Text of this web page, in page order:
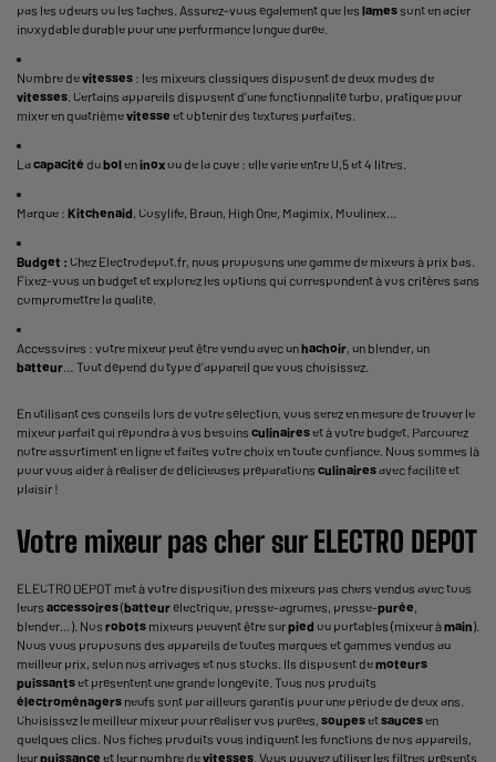
pas les odeurs ou les taches. Assurez-vous également que les lamessont en acier
inoxydable durable pour une performance longue durée.
Nombre devitesses : les mixeurs classiques disposent de deux modes de
vitesses . Certains appareils disposent d’une fonctionnalité turbo, pratique pour
mixer en quatrièmevitesse et obtenir des textures parfaites.
Lacapacité duboleninoxou de la cuve : elle varie entre 0,5 et 4 litres.
Marque : Kitchenaid , Cosylife, Braun, High One, Magimix, Moulinex…
Budget : Chez Electrodepot.fr, nous proposons une gamme de mixeurs à prix bas.
Fixez-vous un budget et explorez les options qui correspondent à vos critères sans
compromettre la qualité.
Accessoires : votre mixeur peut être vendu avec unhachoir , un blender, un
batteur … Tout dépend du type d’appareil que vous choisissez.
En utilisant ces conseils lors de votre sélection, vous serez en mesure de trouver le
mixeur parfait qui répondra à vos besoins culinaireset à votre budget. Parcourez
notre assortiment en ligne et faites votre choix en toute confiance. Nous sommes là
pour vous aider à réaliser de délicieuses préparations culinairesavec facilité et
plaisir !
Votre mixeur pas chersur ELECTRO DEPOT
ELECTRO DEPOT met à votre disposition des mixeurs pas chers vendus avec tous
leurs accessoires(batteurélectrique, presse-agrumes, presse-purée
blender…). Nos robots mixeurs peuvent être surpied ou portables (mixeur àmain).
Nous vous proposons des appareils de toutes marques et gammes vendus au
meilleur prix, selon nos arrivages et nos stocks. Ils disposent demoteurs
puissantset présentent une grande longévité. Tous nos produits
électroménagers neufs sont par ailleurs garantis pour une période de deux ans.
Choisissez le meilleur mixeur pour réaliser vos purées, soupesetsaucesen
quelques clics. Nos fiches produits vous indiquent les fonctions de nos appareils,
leurpuissance et leur nombre devitesses . Vous pouvez utiliser les filtres présents